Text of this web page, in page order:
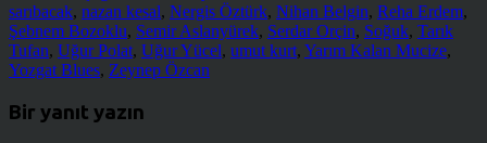
sarıbacak, nazan kesal, Nergis Öztürk, Nihan Belgin, Reha Erdem,
Şebnem Bozoklu, Semir Aslanyürek, Serdar Orçin, Soğuk, Tarık
Tufan, Uğur Polat, Uğur Yücel, umut kurt, Yarım Kalan Mucize,
Yozgat Blues, Zeynep Özcan
Bir yanıt yazın